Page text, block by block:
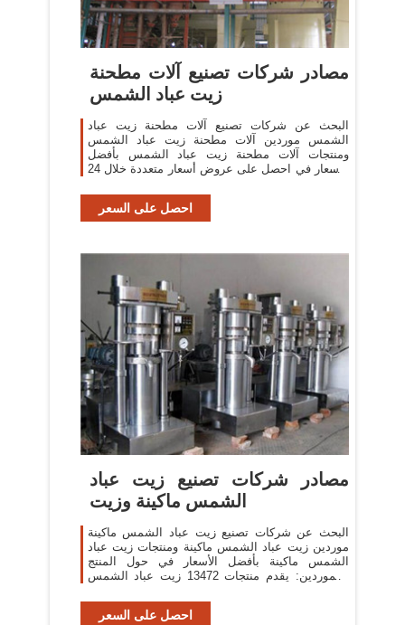
مصادر شركات تصنيع آلات مطحنة
زيت عباد الشمس
البحث عن شركات تصنيع آلات مطحنة زيت عباد
الشمس موردين آلات مطحنة زيت عباد الشمس
ومنتجات آلات مطحنة زيت عباد الشمس بأفضل
الأسعار في احصل على عروض أسعار متعددة خلال 24
احصل على السعر
مصادر شركات تصنيع زيت عباد
الشمس ماكينة وزيت
البحث عن شركات تصنيع زيت عباد الشمس ماكينة
موردين زيت عباد الشمس ماكينة ومنتجات زيت عباد
الشمس ماكينة بأفضل الأسعار في حول المنتج
والموردين: يقدم منتجات 13472 زيت عباد الشمس
احصل على السعر